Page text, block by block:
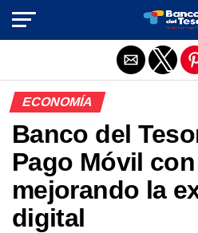
ECONOMÍA
Banco del
Pago Móvil
mejorando la
digital
Salir de la